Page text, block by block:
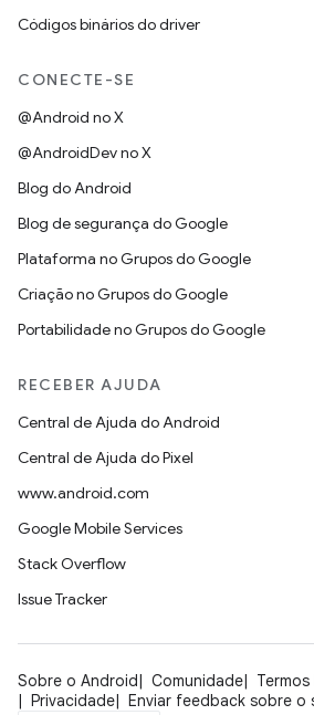
Códigos binários do driver
CONECTE-SE
@Android no X
@AndroidDev no X
Blog do Android
Blog de segurança do Google
Plataforma no Grupos do Google
Criação no Grupos do Google
Portabilidade no Grupos do Google
RECEBER AJUDA
Central de Ajuda do Android
Central de Ajuda do Pixel
www.android.com
Google Mobile Services
Stack Overflow
Issue Tracker
Sobre o Android Comunidade
Privacidade
Enviar feedback sobre o